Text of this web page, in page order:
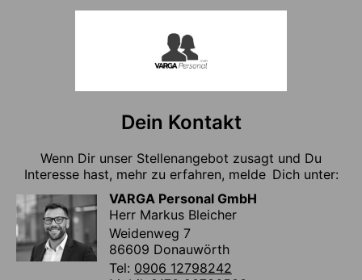
Dein Kontakt
Wenn Dir unser Stellenangebot zusagt und Du
Interesse hast, mehr zu erfahren, melde Dich unter:
VARGA Personal GmbH
Herr Markus Bleicher
Weidenweg 7
86609 Donauwörth
Tel: 0906 12798242